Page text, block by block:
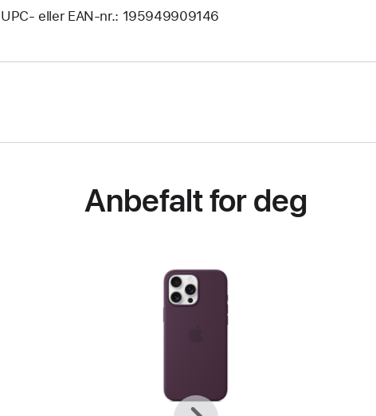
UPC- eller EAN-nr.: 195949909146
Anbefalt for deg
Forrige
Neste